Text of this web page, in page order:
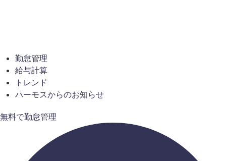
勤怠管理
給与計算
トレンド
ハーモスからのお知らせ
無料で勤怠管理